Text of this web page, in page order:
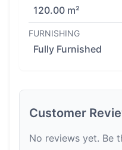
120.00 m²
FURNISHING
Fully Furnished
Customer
No reviews yet. Be